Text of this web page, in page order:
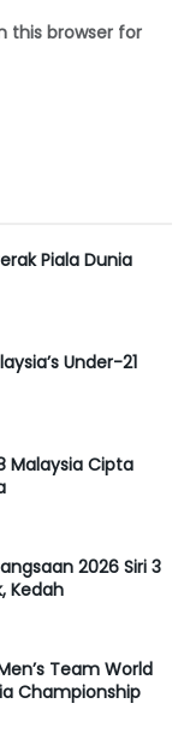
this browser for
Piala Dunia
Under-21
Malaysia Cipta
2026 Siri 3
Kedah
Team World
Championship